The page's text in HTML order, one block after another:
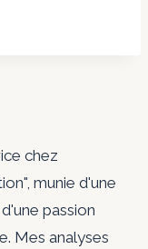
chez
munie d'une
passion
Mes analyses